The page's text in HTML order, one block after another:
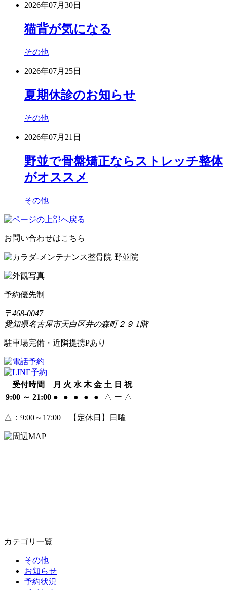
2026年07月30日
猫背が気になる
その他
2026年07月25日
夏期休診のお知らせ
その他
2026年07月21日
野並で骨盤矯正ならストレッチ整体
がオススメ
その他
お問い合わせはこちら
予約優先制
〒468-0047
愛知県名古屋市天白区井の森町２９ 1階
駐車場完備・近隣提携Pあり
受付時間 月 火 水 木 金 土 日 祝
9:00 ～ 21:00 ● ● ● ● ● △ ー △
△ ：9:00～17:00 【定休日】日曜
カテゴリ一覧
その他
お知らせ
予約状況